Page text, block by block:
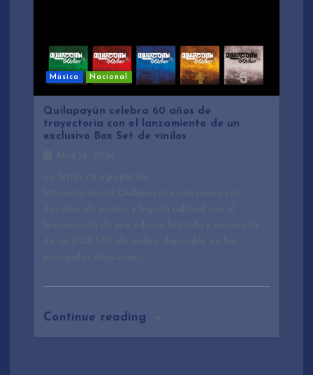
Música Nacional
Quilapayún celebra 60 años de
trayectoria con el lanzamiento de un
exclusivo Box Set de vinilos
Continue reading